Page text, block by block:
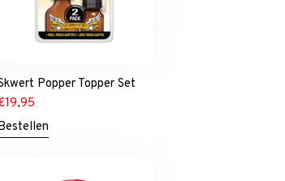
Popper Topper Set
19,95